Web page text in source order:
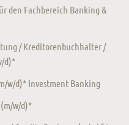
den Fachbereich Banking &
/ Kreditorenbuchhalter /
d)*
w/d)* Investment Banking
w/d)*